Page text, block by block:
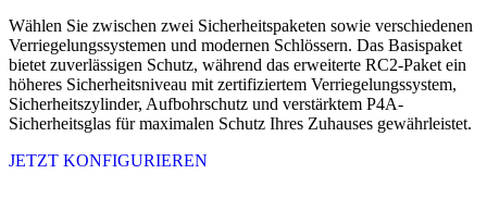
Wählen Sie zwischen zwei Sicherheitspaketen sowie verschiedenen
Verriegelungssystemen und modernen Schlössern. Das Basispaket
bietet zuverlässigen Schutz, während das erweiterte RC2-Paket ein
höheres Sicherheitsniveau mit zertifiziertem Verriegelungssystem,
Sicherheitszylinder, Aufbohrschutz und verstärktem P4A-
Sicherheitsglas für maximalen Schutz Ihres Zuhauses gewährleistet.
JETZT KONFIGURIEREN